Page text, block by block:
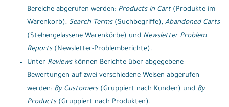
Bereiche abgerufen werden: Products in Cart(Produkte im
Warenkorb), Search Terms(Suchbegriffe), Abandoned Carts
(Stehengelassene Warenkörbe) und Newsletter Problem
Reports(Newsletter-Problemberichte).
Unter Reviewskönnen Berichte über abgegebene
Bewertungen auf zwei verschiedene Weisen abgerufen
werden: By Customers(Gruppiert nach Kunden) und By
Products(Gruppiert nach Produkten).